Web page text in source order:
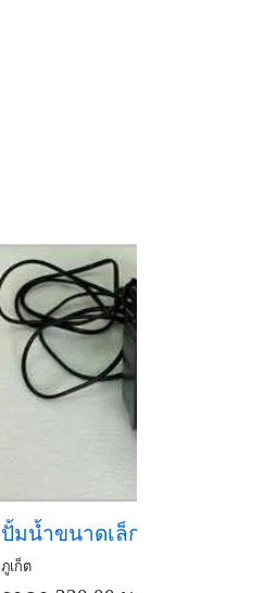
ปั้มน้ำขนาดเล็ก
ภูเก็ต